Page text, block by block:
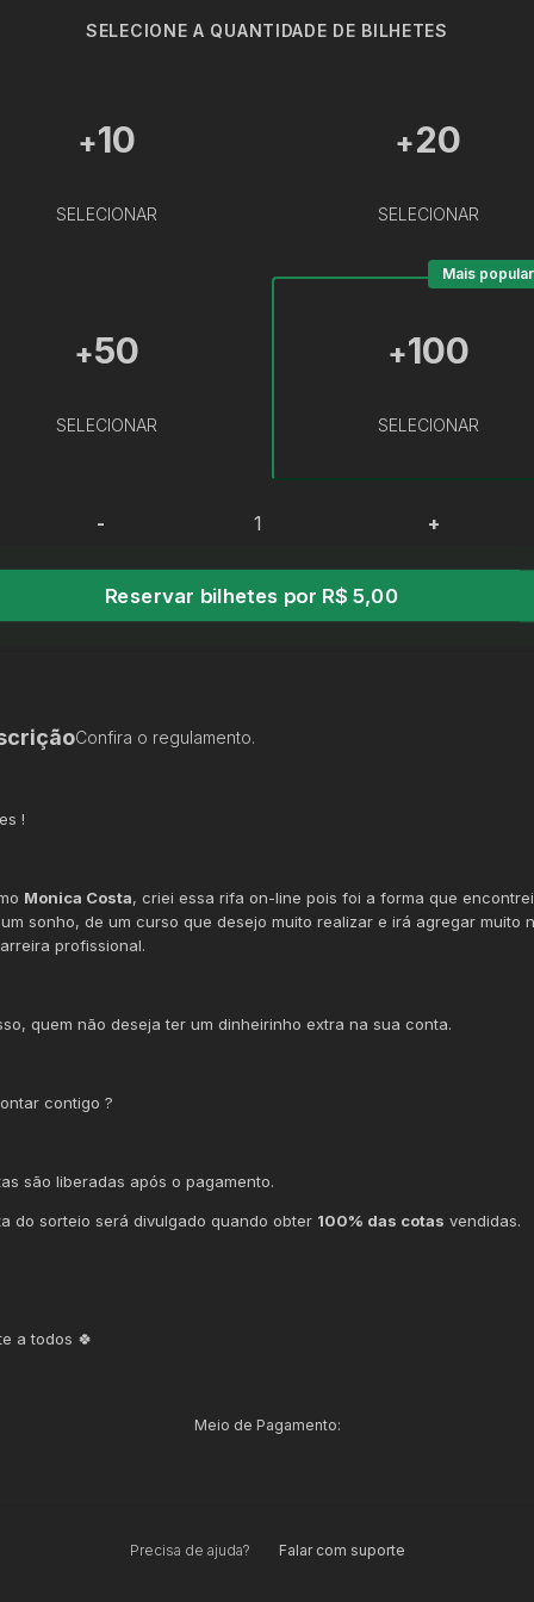
SELECIONE A QUANTIDADE DE BILHETES
+10
SELECIONAR
+20
SELECIONAR
+50
SELECIONAR
+100
SELECIONAR
Mais popular
- +
Reservar bilhetes por R$ 5,00
Confira o regulamento.
!
Monica Costa, criei essa rifa on-line pois foi a forma que
sonho, de um curso que desejo muito realizar e irá agregar muito
profissional.
quem não deseja ter um dinheirinho extra na sua conta.
contigo ?
são liberadas após o pagamento.
do sorteio será divulgado quando obter 100% das cotas vendidas.
a todos 🍀
Meio de Pagamento:
Precisa de ajuda? Falar com suporte